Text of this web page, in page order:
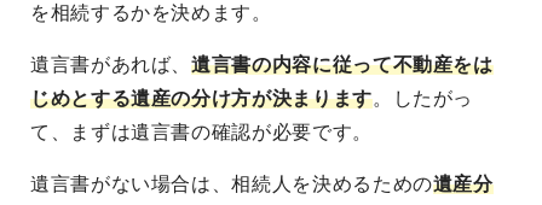
を相続するかを決めます。
遺言書があれば、遺言書の内容に従って不動産をは
じめとする遺産の分け方が決まります。したがっ
て、まずは遺言書の確認が必要です。
遺言書がない場合は、相続人を決めるための遺産分